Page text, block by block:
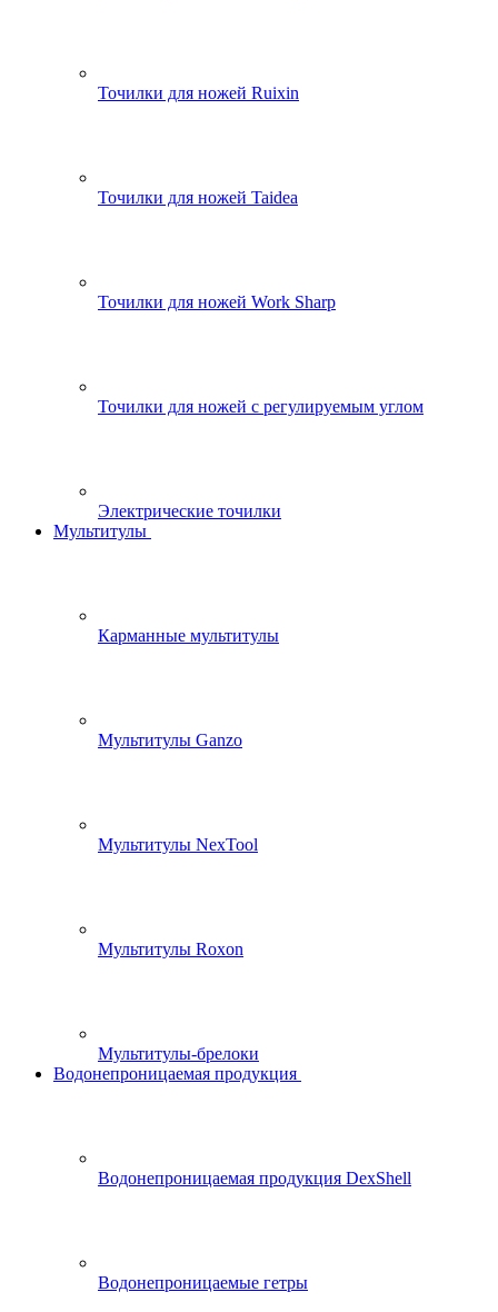
Точилки для ножей Ruixin
Точилки для ножей Taidea
Точилки для ножей Work Sharp
Точилки для ножей с регулируемым углом
Электрические точилки
Мультитулы
Карманные мультитулы
Мультитулы Ganzo
Мультитулы NexTool
Мультитулы Roxon
Мультитулы-брелоки
Водонепроницаемая продукция
Водонепроницаемая продукция DexShell
Водонепроницаемые гетры